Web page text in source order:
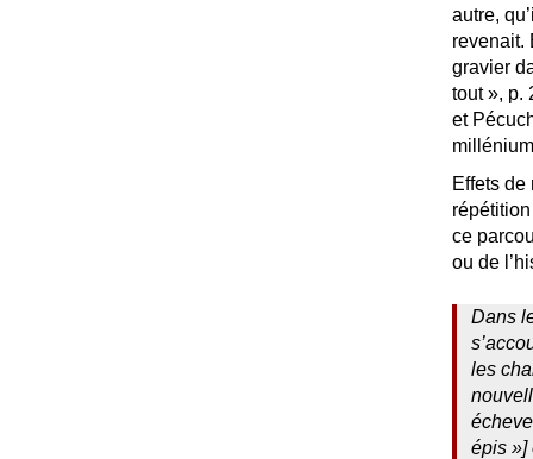
autre,
revenait.
gravier
tout », p.
et
Effets de
ce
ou de
Dans
les
épis »]